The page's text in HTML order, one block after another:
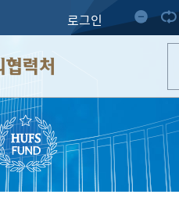
로그인
협력처